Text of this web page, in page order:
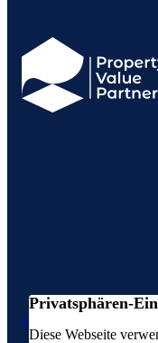
+49 511 37384667